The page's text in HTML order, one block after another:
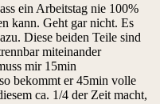
ein Arbeitstag nie 100%
kann. Geht gar nicht. Es
Diese beiden Teile sind
miteinander
mir 15min
bekommt er 45min volle
ca. 1/4 der Zeit macht,